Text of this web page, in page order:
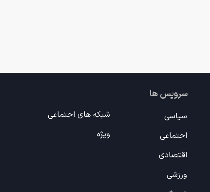
سرویس ها
سیاسی
اجتماعی
اقتصادی
ورزشی
شبکه های اجتماعی
ویژه